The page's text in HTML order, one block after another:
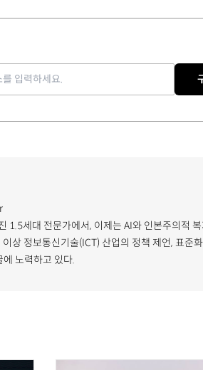
1.5세대 전문가에서, 이제는 AI와 인본주의적
상 정보통신기술(ICT) 산업의 정책 제언, 표준
노력하고 있다.